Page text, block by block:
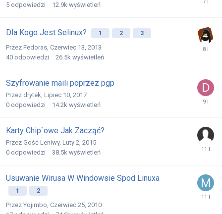
5 odpowiedzi 12.9k wyświetleń
Dla Kogo Jest Selinux? 1 2 3
Przez Fedoras Czerwiec 13, 2013
40 odpowiedzi 26.5k wyświetleń
Szyfrowanie maili poprzez pgp
Przez drytek Lipiec 10, 2017
0 odpowiedzi 14.2k wyświetleń
Karty Chip`owe Jak Zacząć?
Przez Gość Leniwy, Luty 2, 2015
0 odpowiedzi 38.5k wyświetleń
Usuwanie Wirusa W Windowsie Spod Linuxa
1 2
Przez Yojimbo Czerwiec 25, 2010